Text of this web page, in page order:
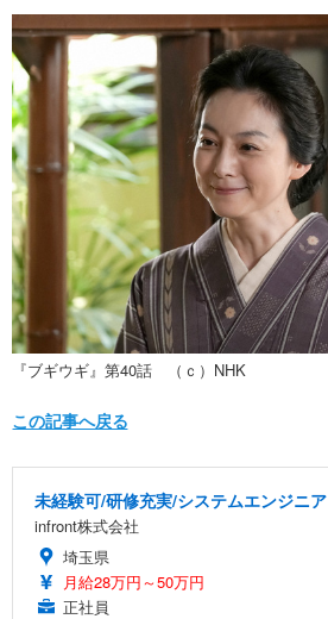
その他
『ブギウギ』第40話 （ｃ）NHK
この記事へ戻る
未経験可/研修充実/システムエンジニア
infront株式会社
埼玉県
月給28万円～50万円
正社員